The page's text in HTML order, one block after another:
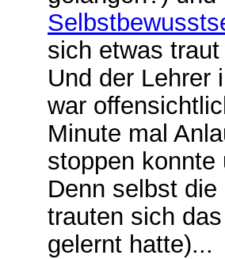
sich etwas
Und der Lehrer
war
Minute mal
stoppen
Denn selbst
trauten sich
gelernt hatte)...